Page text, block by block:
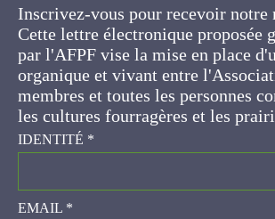
gratuitement par l'AFPF vise la
d'un lien organique et vivant entre
ses membres et toutes les
concernées par les cultures
prairies.
IDENTITÉ*
EMAIL*